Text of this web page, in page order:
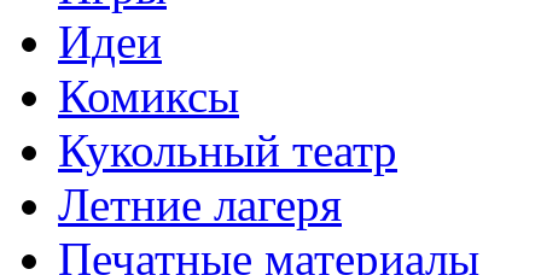
Идеи
Комиксы
Кукольный театр
Летние лагеря
Печатные материалы